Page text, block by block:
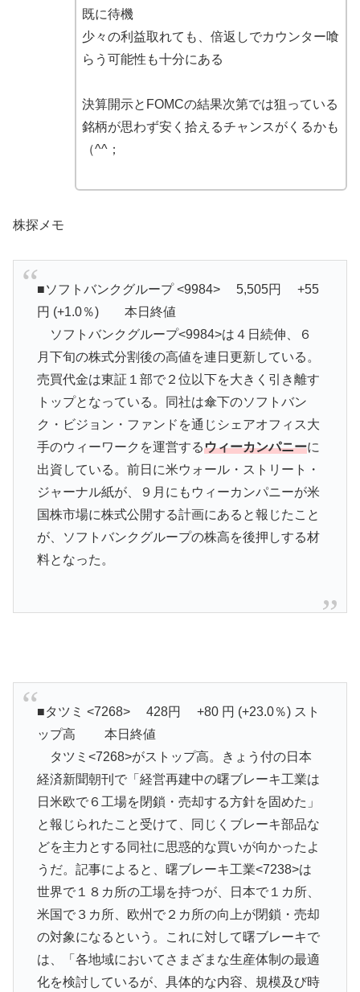
既に待機
少々の利益取れても、倍返しでカウンター喰
らう可能性も十分にある
決算開示とFOMCの結果次第では狙っている
銘柄が思わず安く拾えるチャンスがくるかも
（^^；
株探メモ
■ソフトバンクグループ <9984> 5,505円 +55
円 (+1.0％) 本日終値
ソフトバンクグループ<9984>は４日続伸、６
月下旬の株式分割後の高値を連日更新している。
売買代金は東証１部で２位以下を大きく引き離す
トップとなっている。同社は傘下のソフトバン
ク・ビジョン・ファンドを通じシェアオフィス大
手のウィーワークを運営するウィーカンパニーに
出資している。前日に米ウォール・ストリート・
ジャーナル紙が、９月にもウィーカンパニーが米
国株市場に株式公開する計画にあると報じたこと
が、ソフトバンクグループの株高を後押しする材
料となった。
■タツミ <7268> 428円 +80 円 (+23.0％) スト
ップ高 本日終値
タツミ<7268>がストップ高。きょう付の日本
経済新聞朝刊で「経営再建中の曙ブレーキ工業は
日米欧で６工場を閉鎖・売却する方針を固めた」
と報じられたこと受けて、同じくブレーキ部品な
どを主力とする同社に思惑的な買いが向かったよ
うだ。記事によると、曙ブレーキ工業<7238>は
世界で１８カ所の工場を持つが、日本で１カ所、
米国で３カ所、欧州で２カ所の向上が閉鎖・売却
の対象になるという。これに対して曙ブレーキで
は、「各地域においてさまざまな生産体制の最適
化を検討しているが、具体的な内容、規模及び時